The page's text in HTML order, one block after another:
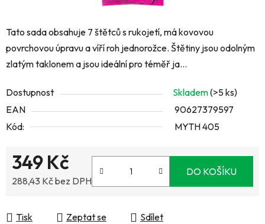
Tato sada obsahuje 7 štětců s rukojetí, má kovovou
povrchovou úpravu a víří roh jednorožce. Štětiny jsou odolným
zlatým taklonem a jsou ideální pro téměř ja...
Dostupnost Skladem(>5 ks)
EAN
90627379597
Kód:
MYTH 405
349 Kč
288,43 Kč bez DPH
DO KOŠÍKU
Tisk Zeptat se Sdílet